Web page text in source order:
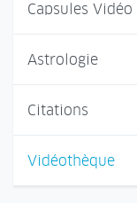
Capsules Vidéo
Astrologie
Citations
Vidéothèque